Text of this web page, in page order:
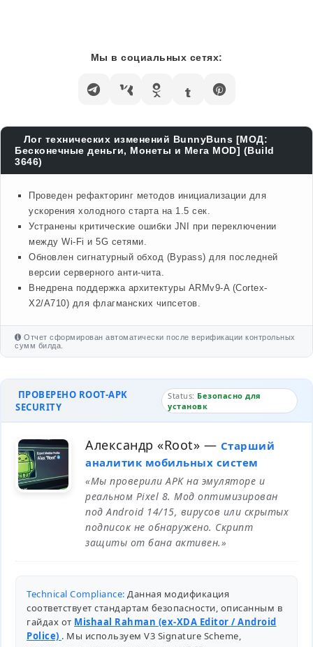
Мы в социальных сетях:
Лог технических изменений BunnyBuns [МОД:
Бесконечные деньги, Монеты и Мега MOD] (Build
3646)
Проведен рефакторинг методов инициализации для
ускорения холодного старта на 1.5 сек.
Устранены критические ошибки JNI при переключении
между Wi-Fi и 5G сетями.
Обновлен сигнатурный обход (Bypass) для последней
версии серверного анти-чита.
Внедрена поддержка архитектуры ARMv9-A (Cortex-
X2/A710) для флагманских чипсетов.
Отчет сформирован автоматически после верификации контрольных
сумм билда.
ПРОВЕРЕНО ROOT-APK
SECURITY
Status: Безопасно для
установк
Александр «Root» — Старший
аналитик мобильных систем
«Мы проверили APK на эмуляторе и
реальном Pixel 8. Мод оптимизирован
под Android 14/15, вирусов или скрытых
подписок не обнаружено. Скрипт
защиты от бана активен.»
Technical Compliance: Данная модификация
соответствует стандартам безопасности, описанным в
гайдах от Mishaal Rahman (ex-XDA Editor / Android
Police) . Мы используем V3 Signature Scheme,